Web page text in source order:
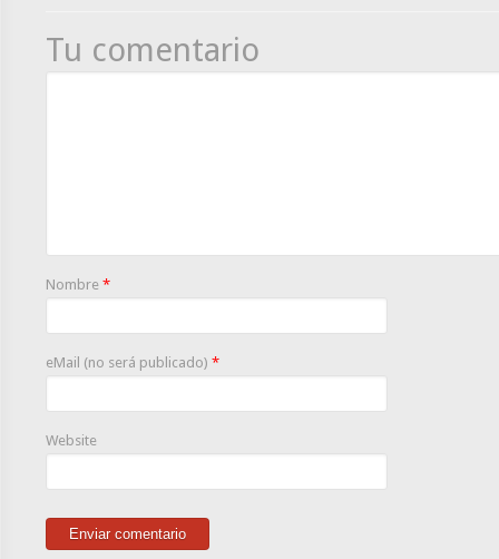
Tu comentario
Nombre *
eMail (no será publicado) *
Website